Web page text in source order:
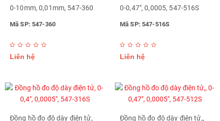
0-10mm, 0,01mm, 547-360
Mã SP: 547-360
Liên hệ
0-0,47", 0,0005, 547-516S
Mã SP: 547-516S
Liên hệ
Đồng hồ đo độ dày điện tử,
Đồng hồ đo độ dày điện tử,,